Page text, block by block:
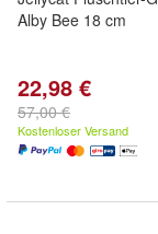
Alby Bee 18 cm
22,98 €
57,00 €
Kostenloser Versand